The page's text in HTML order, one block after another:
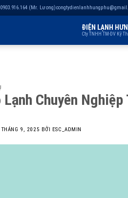
0903.916.164 (Mr. Lương)
ĐIỆN LẠNH
Cty TNHH TM-DV Kỹ
Lạnh Chuyên
THÁNG 9, 2025 BỞI ESC_ADMIN